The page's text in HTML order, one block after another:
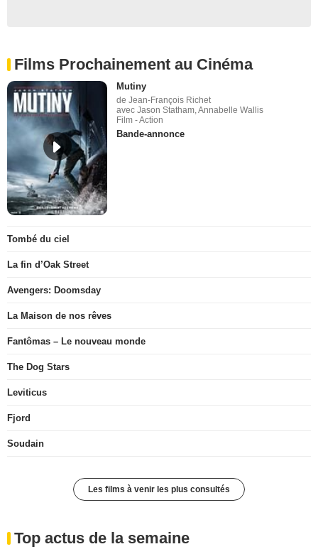
Films Prochainement au Cinéma
Mutiny
de Jean-François Richet
avec Jason Statham, Annabelle Wallis
Film - Action
Bande-annonce
Tombé du ciel
La fin d’Oak Street
Avengers: Doomsday
La Maison de nos rêves
Fantômas – Le nouveau monde
The Dog Stars
Leviticus
Fjord
Soudain
Les films à venir les plus consultés
Top actus de la semaine